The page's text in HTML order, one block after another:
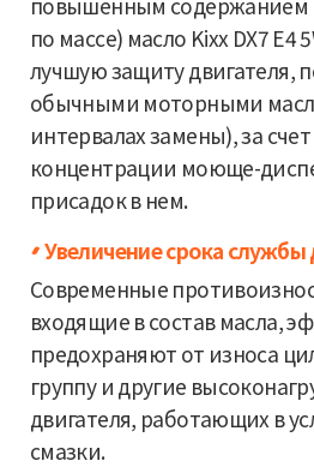
по массе) масло Kixx DX7 E4
лучшую защиту двигателя,
обычными моторными
интервалах замены), за
концентрации моюще-
присадок в нем.
Увеличение срока службы
Современные
входящие в состав масла,
предохраняют от износа
группу и другие
двигателя, работающих в
смазки.